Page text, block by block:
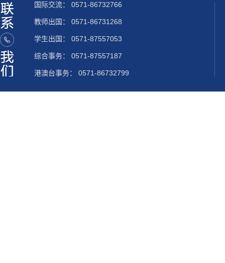
国际交流： 0571-86732766
教师出国： 0571-86731268
学生出国： 0571-87557053
综合事务： 0571-87557187
港澳台事务： 0571-86732799